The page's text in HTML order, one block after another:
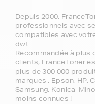
Depuis 2000,
professionnels avec
compatibles avec
dwt.
Recommandée à plus
clients, FranceToner
plus de 300 000
marques : Epson, HP,
Samsung, Konica-
moins connues !